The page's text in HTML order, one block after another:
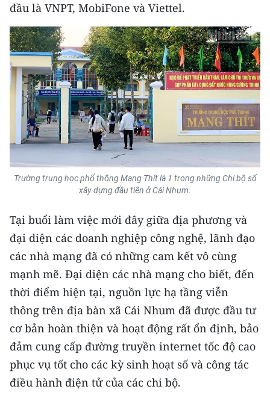
đầu là VNPT, MobiFone và Viettel.
Trường trung học phổ thông Mang Thít là 1 trong những Chi bộ số
xây dựng đầu tiên ở Cái Nhum.
Tại buổi làm việc mới đây giữa địa phương và
đại diện các doanh nghiệp công nghệ, lãnh đạo
các nhà mạng đã có những cam kết vô cùng
mạnh mẽ. Đại diện các nhà mạng cho biết, đến
thời điểm hiện tại, nguồn lực hạ tầng viễn
thông trên địa bàn xã Cái Nhum đã được đầu tư
cơ bản hoàn thiện và hoạt động rất ổn định, bảo
đảm cung cấp đường truyền internet tốc độ cao
phục vụ tốt cho các kỳ sinh hoạt số và công tác
điều hành điện tử của các chi bộ.